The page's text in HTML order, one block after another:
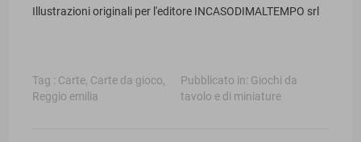
Illustrazioni originali per l'editore INCASODIMALTEMPO srl
Tag : Carte Carte da gioco
Reggio emilia
Pubblicato in: Giochi da
tavolo e di miniature